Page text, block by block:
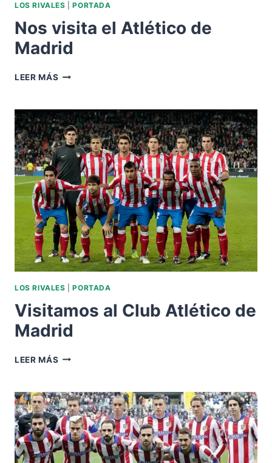
LOS RIVALES |PORTADA
Nos visita el Atlético de
Madrid
LEER MÁS NOS
ATLÉTICO
DE
MADRID
LOS RIVALES |PORTADA
Visitamos al Club Atlético de
Madrid
LEER MÁS VISITAMOS
ATLÉTICO
DE
MADRID